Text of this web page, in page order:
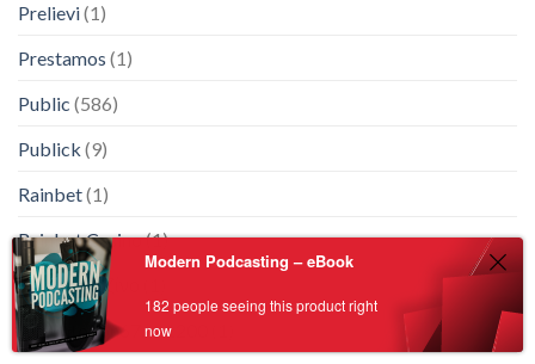
Prelievi(1)
Prestamos (1)
Public (586)
Publick (9)
Rainbet(1)
Rainbet Casino(1)
Rainbet καζίνο
remontokon67.ru 1200
Modern Podcasting – eBook
182 people seeing this product right
now